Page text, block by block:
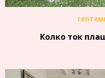
Колко ток